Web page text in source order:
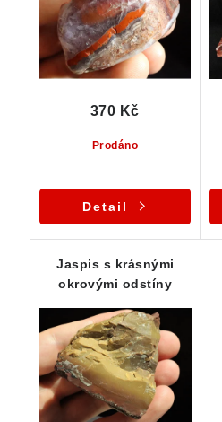
Prodáno
370 Kč
Detail
Jaspis s krásnými
okrovými odstíny